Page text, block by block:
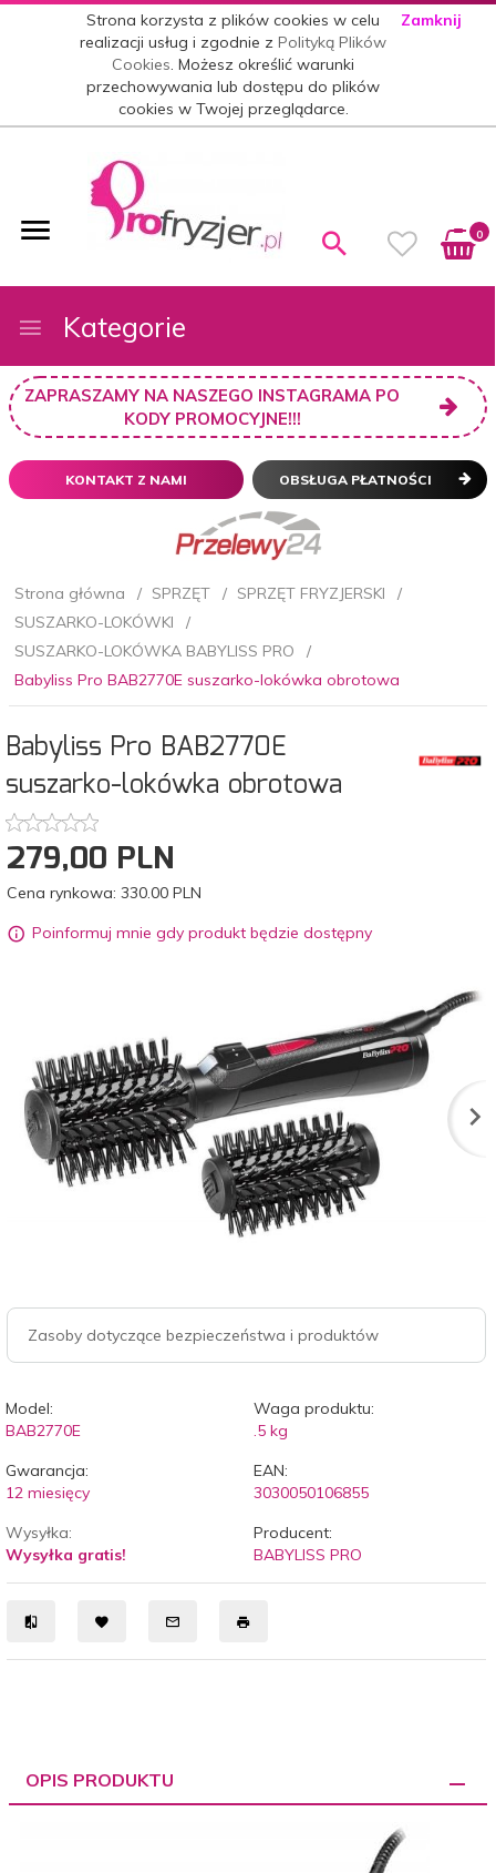
Strona korzysta z plików cookies w celu
realizacji usług i zgodnie zPolityką Plików
Cookies. Możesz określić warunki
przechowywania lub dostępu do plików
cookies w Twojej przeglądarce.
Zamknij
0
Kategorie
ZAPRASZAMY NA NASZEGO INSTAGRAMA PO
KODY PROMOCYJNE!!!
KONTAKT Z NAMI OBSŁUGA PŁATNOŚCI
Strona główna SPRZĘT
SPRZĘT FRYZJERSKI
SUSZARKO-LOKÓWKI
SUSZARKO-LOKÓWKA BABYLISS PRO
Babyliss Pro BAB2770E suszarko-lokówka obrotowa
Babyliss Pro BAB2770E
suszarko-lokówka obrotowa
279,00 PLN
Cena rynkowa: 330.00 PLN
Poinformuj mnie gdy produkt będzie dostępny
Zasoby dotyczące bezpieczeństwa i produktów
Model:
BAB2770E
Waga produktu:
.5 kg
Gwarancja:
12 miesięcy
EAN:
3030050106855
Wysyłka:
Wysyłka gratis!
Producent:
BABYLISS PRO
OPIS PRODUKTU